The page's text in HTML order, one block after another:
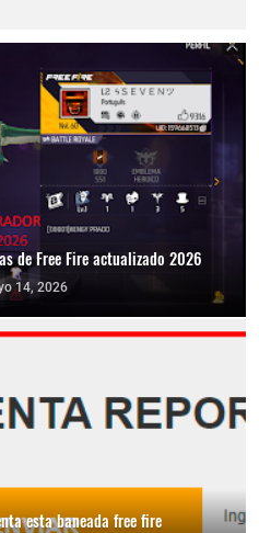
de Free Fire actualizado 2026
14, 2026
esta baneada free fire